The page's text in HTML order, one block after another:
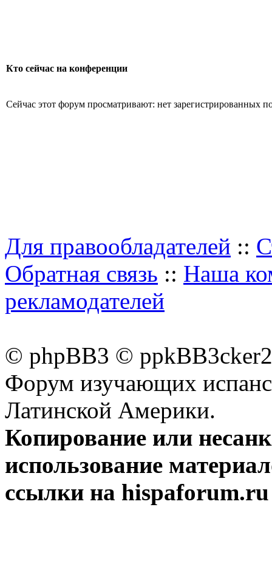
Кто сейчас на конференции
Сейчас этот форум просматривают: нет зарегистрированных
Для правообладателей ::
Обратная связь :: Наша
рекламодателей
© phpBB3 ©
Форум изучающих
Латинской Америки.
Копирование или
использование
ссылки на hispaforum.ru